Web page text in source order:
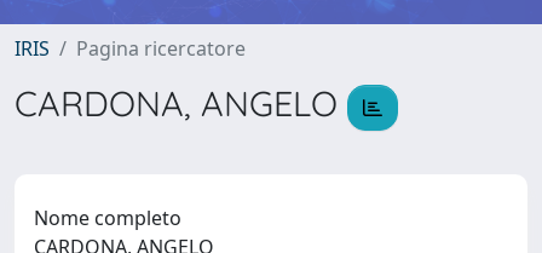
IRIS Pagina ricercatore
CARDONA, ANGELO
Nome completo
CARDONA, ANGELO